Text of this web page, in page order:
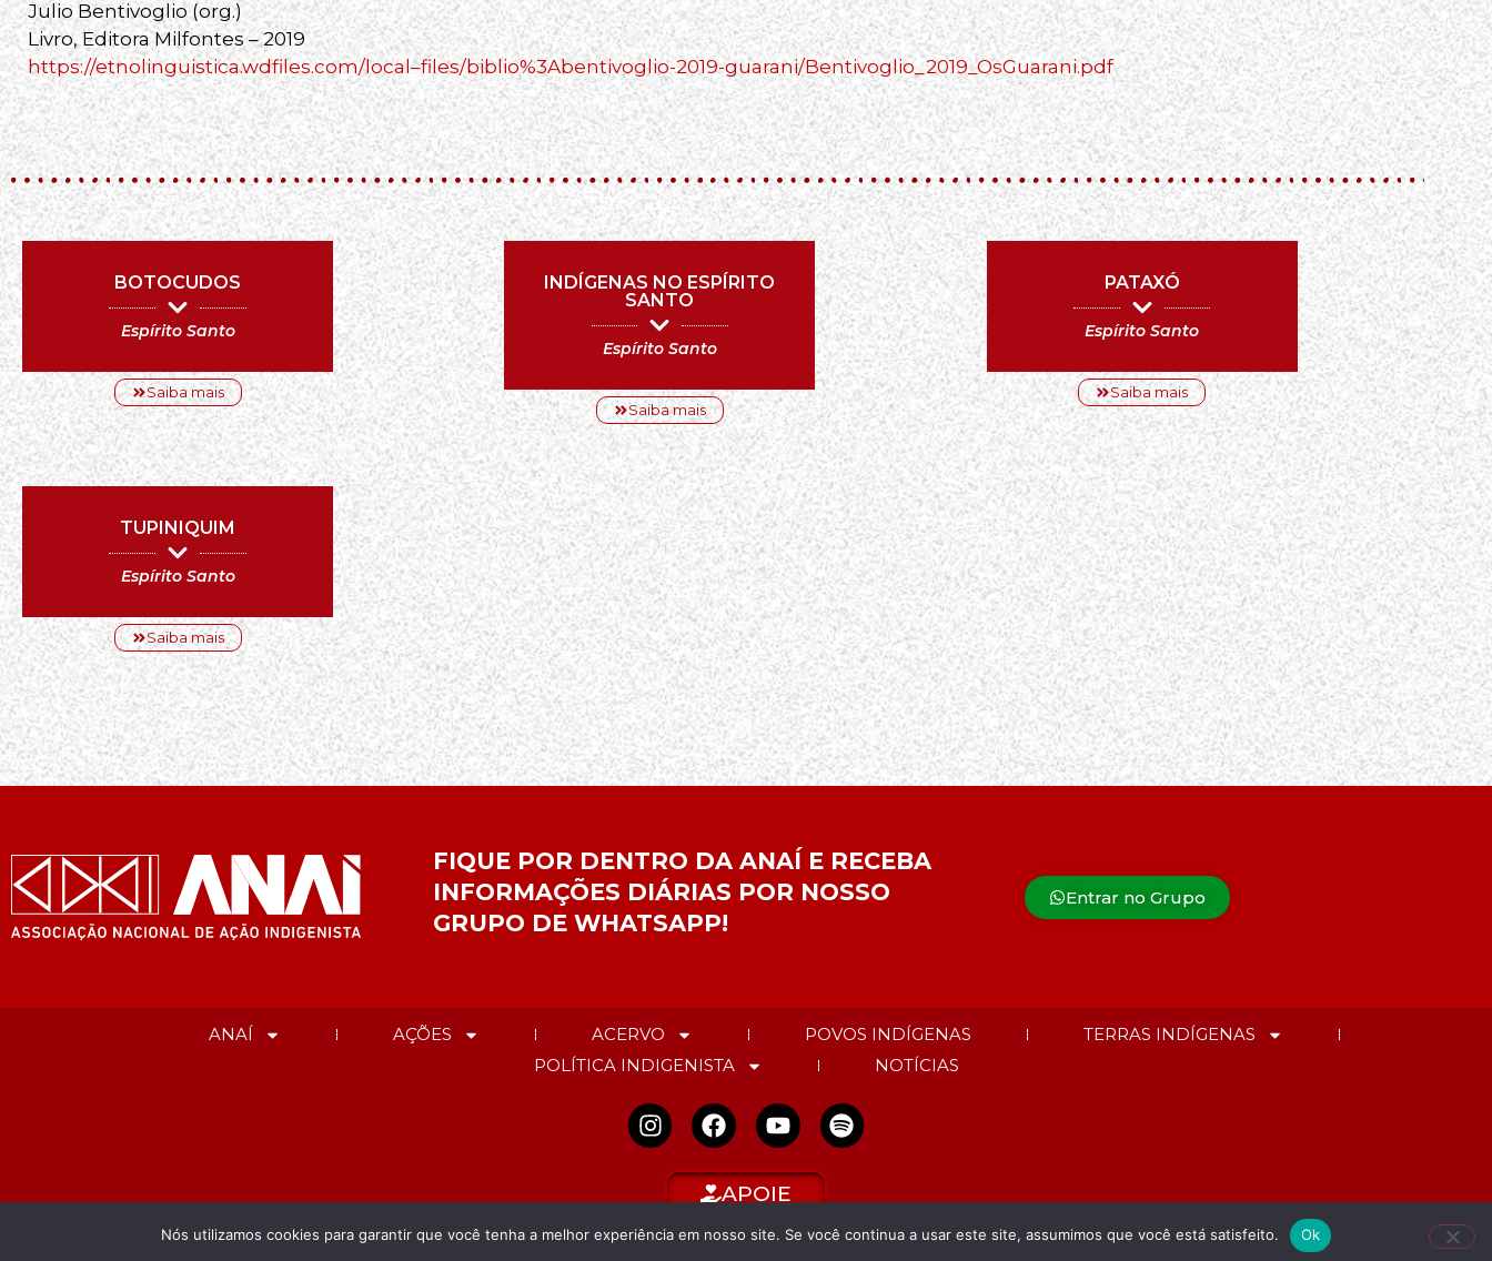
Julio Bentivoglio (org.)
Livro, Editora Milfontes – 2019
https://etnolinguistica.wdfiles.com/local–files/biblio%3Abentivoglio-2019-guarani/Bentivoglio_2019_OsGuarani.pdf
BOTOCUDOS
Espírito Santo
Saiba mais
INDÍGENAS NO ESPÍRITO
SANTO
Espírito Santo
Saiba mais
PATAXÓ
Espírito Santo
Saiba mais
TUPINIQUIM
Espírito Santo
Saiba mais
FIQUE POR DENTRO DA ANAÍ E RECEBA
INFORMAÇÕES DIÁRIAS POR NOSSO
GRUPO DE WHATSAPP!
Entrar no Grupo
ANAÍ AÇÕES ACERVO POVOS INDÍGENAS
TERRAS INDÍGENAS
POLÍTICA INDIGENISTA
NOTÍCIAS
APOIE
Nós utilizamos cookies para garantir que você tenha a melhor experiência em nosso site. Se você continua a usar este site, assumimos que você está satisfeito. Ok